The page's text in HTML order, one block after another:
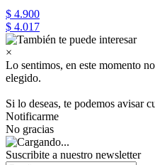
$ 4.900
$ 4.017
×
Lo sentimos, en este momento
elegido.
Si lo deseas, te podemos avisar
Notificarme
No gracias
Suscribite a nuestro newsletter